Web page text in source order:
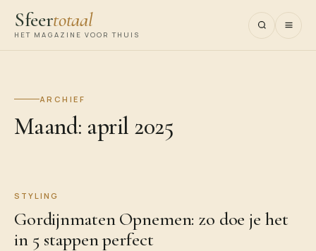
Sfeertotaal
HET MAGAZINE VOOR THUIS
ARCHIEF
Maand: april 2025
STYLING
Gordijnmaten Opnemen: zo doe je het
in 5 stappen perfect